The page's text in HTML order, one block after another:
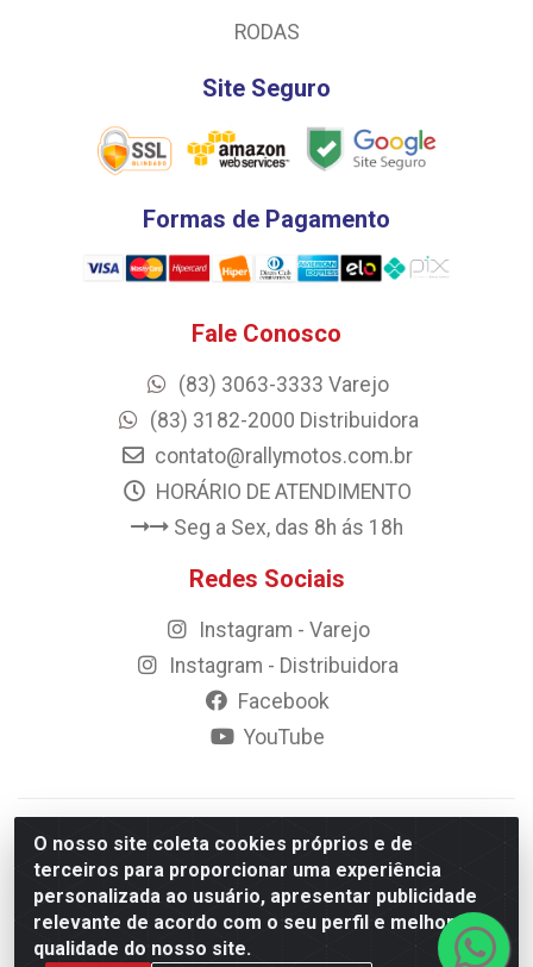
O nosso site coleta cookies próprios e de
terceiros para proporcionar uma experiência
personalizada ao usuário, apresentar publicidade
relevante de acordo com o seu perfil e melhorar a
qualidade do nosso site.
RODAS
Site Seguro
Formas de Pagamento
Fale Conosco
(83) 3063-3333 Varejo
(83) 3182-2000 Distribuidora
contato@rallymotos.com.br
HORÁRIO DE ATENDIMENTO
Seg a Sex, das 8h ás 18h
Redes Sociais
Instagram - Varejo
Instagram - Distribuidora
Facebook
YouTube
© 2023 Rally Motos - todos os direitos reservados.
Razão Social: Rally motos distribuidora, importadora e
transportadora de peças LTDA - CNPJ 09.262.859/0001-43 -
Rua Vigário Calixto 2900 - Catolé, Campina Grande/PB